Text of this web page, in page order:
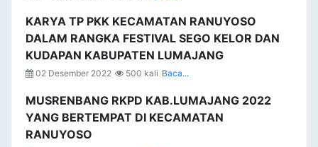
KARYA TP PKK KECAMATAN RANUYOSO
DALAM RANGKA FESTIVAL SEGO KELOR DAN
KUDAPAN KABUPATEN LUMAJANG
02 Desember 2022 500 kali Baca...
MUSRENBANG RKPD KAB.LUMAJANG 2022
YANG BERTEMPAT DI KECAMATAN
RANUYOSO